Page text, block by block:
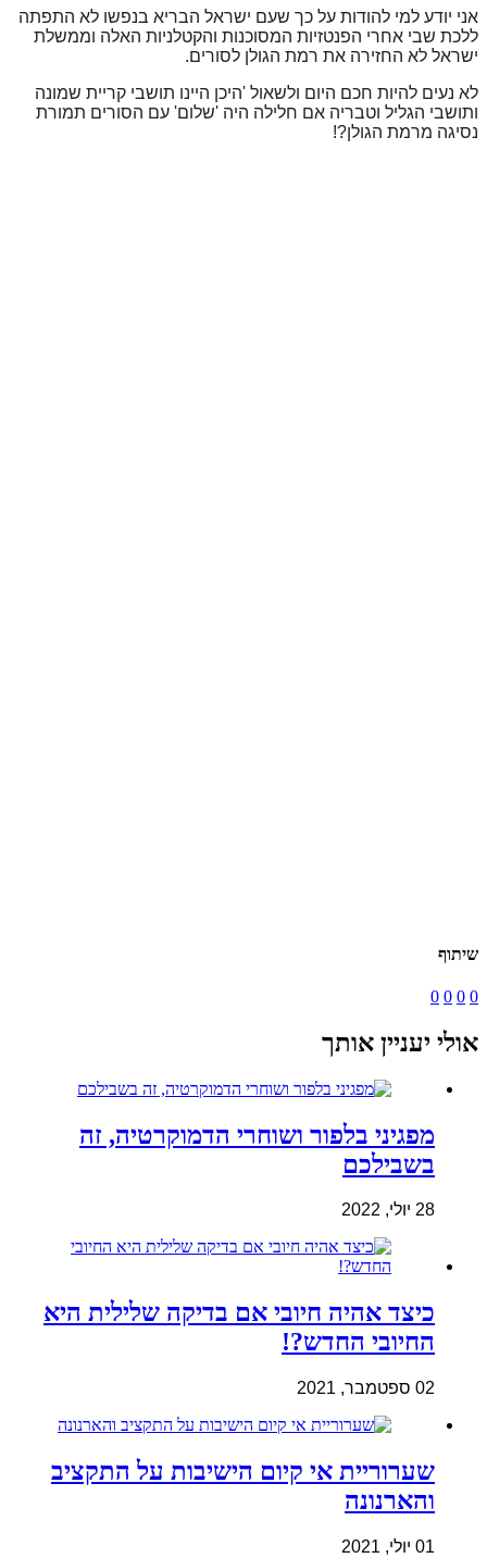
אני יודע למי להודות על כך שעם ישראל הבריא בנפשו לא התפתה
ללכת שבי אחרי הפנטזיות המסוכנות והקטלניות האלה וממשלת
ישראל לא החזירה את רמת הגולן לסורים.
לא נעים להיות חכם היום ולשאול 'היכן היינו תושבי קריית שמונה
ותושבי הגליל וטבריה אם חלילה היה 'שלום' עם הסורים תמורת
נסיגה מרמת הגולן?!
שיתוף
0
0
0
0
אולי יעניין אותך
מפגיני בלפור ושוחרי הדמוקרטיה, זה
בשבילכם
28 יולי, 2022
כיצד אהיה חיובי אם בדיקה שלילית היא
החיובי החדש?!
02 ספטמבר, 2021
שערוריית אי קיום הישיבות על התקציב
והארנונה
01 יולי, 2021